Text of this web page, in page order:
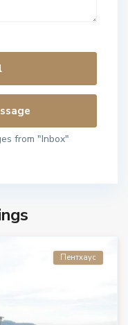
from "Inbox"
Пентхаус